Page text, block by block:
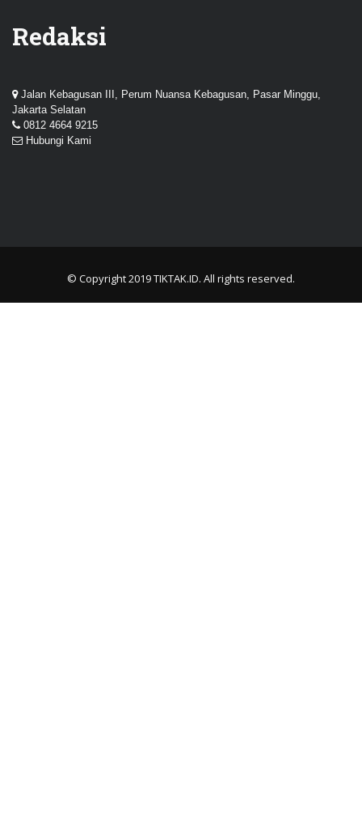
Redaksi
Jalan Kebagusan III, Perum Nuansa Kebagusan, Pasar Minggu,
Jakarta Selatan
0812 4664 9215
Hubungi Kami
© Copyright 2019TIKTAK.ID. All rights reserved.